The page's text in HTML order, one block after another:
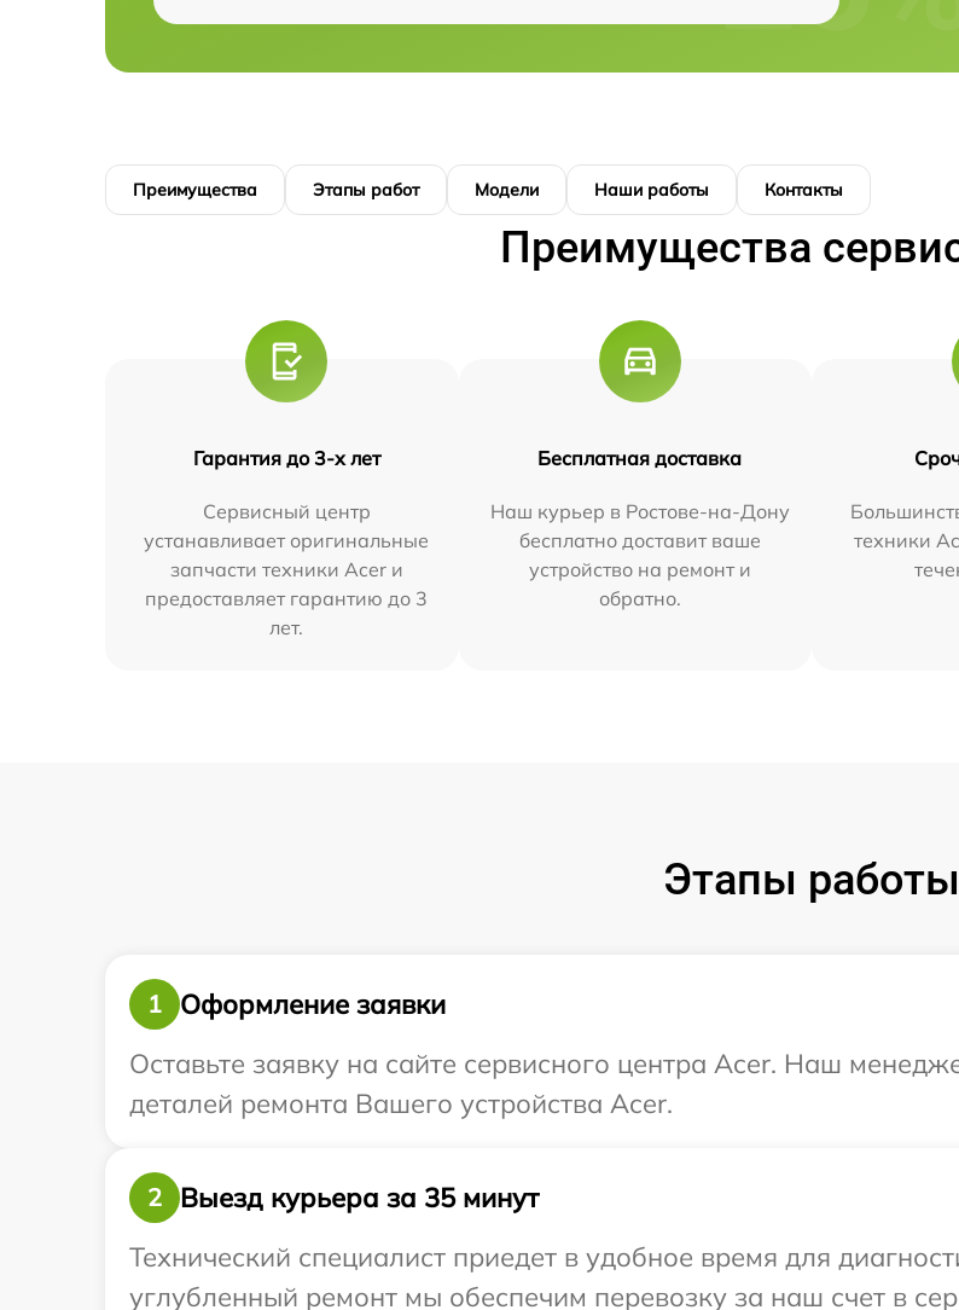
Преимущества Этапы работ Модели Наши работы Контакты
Преимущества
Гарантия до 3-х лет
Сервисный центр
устанавливает оригинальные
запчасти техники Acer и
предоставляет гарантию до 3
лет.
Бесплатная доставка
Наш курьер в Ростове-на-Дону
бесплатно доставит ваше
устройство на ремонт и
обратно.
техники
Этапы работы
1
Оформление заявки
Оставьте заявку на сайте сервисного центра Acer. Наш
деталей ремонта Вашего устройства Acer.
2
Выезд курьера за 35 минут
Технический специалист приедет в удобное время для
углубленный ремонт мы обеспечим перевозку за наш счет в